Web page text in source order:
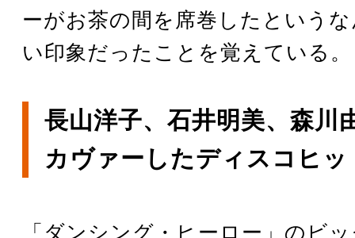
ーがお茶の間を席巻したという
い印象だったことを覚えている。
長山洋子、石井明美、森川
カヴァーしたディスコヒッ
「ダンシング・ヒーロー」のビ